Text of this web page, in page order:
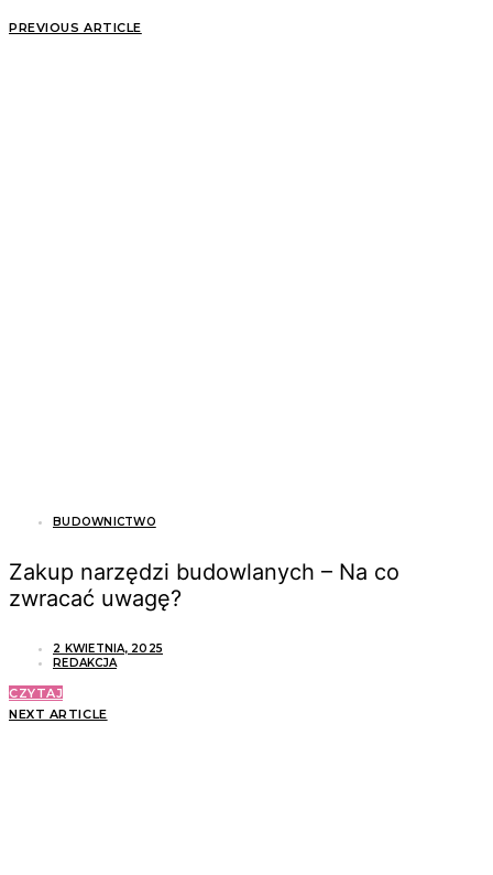
PREVIOUS ARTICLE
BUDOWNICTWO
Zakup narzędzi budowlanych – Na co
zwracać uwagę?
2 KWIETNIA, 2025
REDAKCJA
CZYTAJ
NEXT ARTICLE